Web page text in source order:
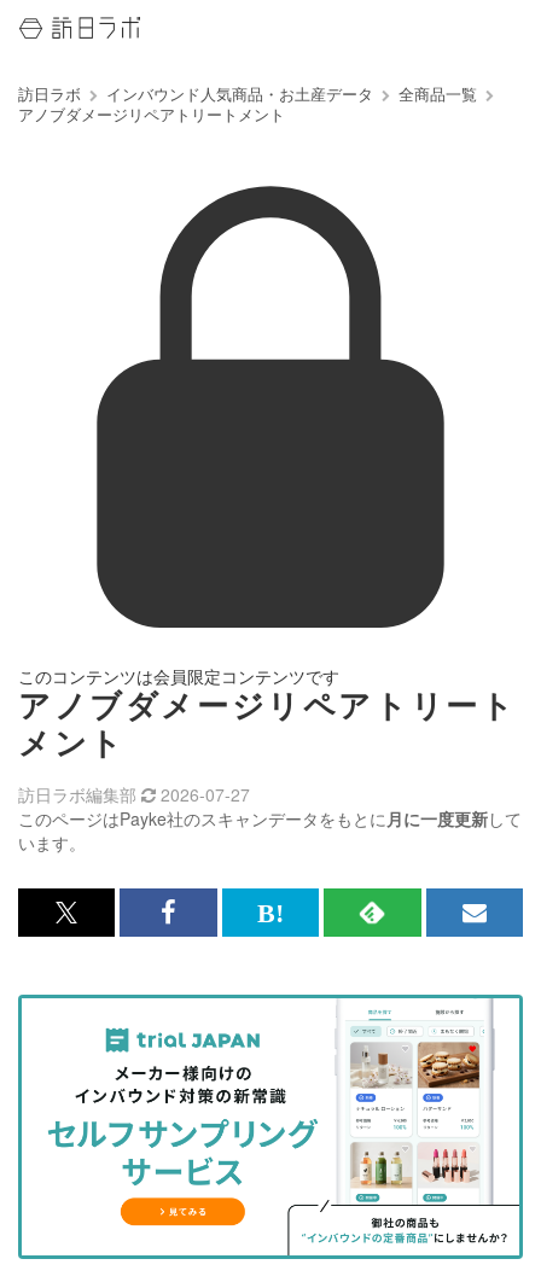
訪日ラボ インバウンド人気商品・お土産データ
全商品一覧
アノブダメージリペアトリートメント
このコンテンツは会員限定コンテンツです
アノブダメージリペアトリート
メント
このページはPayke社のスキャンデータをもとに月に一度更新して
います。
訪日ラボ編集部 2026-07-27
x<br>
記
を
シ
ェ
る
Facebook<br>
記
事
を
シ
ェ
ア
す
る
は
な
ッ
ク
マ
に
RSS
記
事
を
購
読
す
る
メ
マ
ガ
登
録
す
る